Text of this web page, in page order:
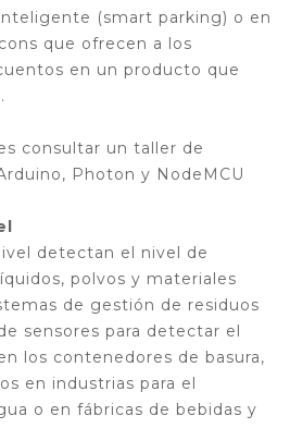
(smart parking) o en
que ofrecen a los
en un producto que
consultar un taller de
Photon y NodeMCU
detectan el nivel de
polvos y materiales
de gestión de residuos
sensores para detectar el
los contenedores de basura,
en industrias para el
o en fábricas de bebidas y